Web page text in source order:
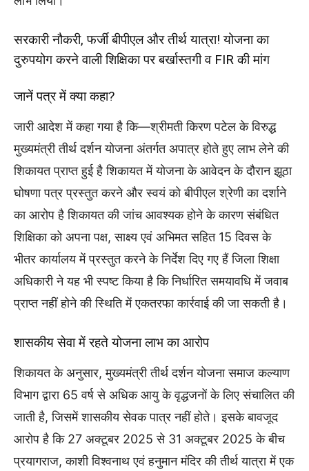
सरकारी नौकरी, फर्जी बीपीएल और तीर्थ यात्रा! योजना का
दुरुपयोग करने वाली शिक्षिका पर बर्खास्तगी व FIR की मांग
जानें पत्र में क्या कहा?
जारी आदेश में कहा गया है कि—श्रीमती किरण पटेल के विरुद्ध
मुख्यमंत्री तीर्थ दर्शन योजना अंतर्गत अपात्र होते हुए लाभ लेने की
शिकायत प्राप्त हुई है शिकायत में योजना के आवेदन के दौरान झूठा
घोषणा पत्र प्रस्तुत करने और स्वयं को बीपीएल श्रेणी का दर्शाने
का आरोप है शिकायत की जांच आवश्यक होने के कारण संबंधित
शिक्षिका को अपना पक्ष, साक्ष्य एवं अभिमत सहित 15 दिवस के
भीतर कार्यालय में प्रस्तुत करने के निर्देश दिए गए हैं जिला शिक्षा
अधिकारी ने यह भी स्पष्ट किया है कि निर्धारित समयावधि में जवाब
प्राप्त नहीं होने की स्थिति में एकतरफा कार्रवाई की जा सकती है।
शासकीय सेवा में रहते योजना लाभ का आरोप
शिकायत के अनुसार, मुख्यमंत्री तीर्थ दर्शन योजना समाज कल्याण
विभाग द्वारा 65 वर्ष से अधिक आयु के वृद्धजनों के लिए संचालित की
जाती है, जिसमें शासकीय सेवक पात्र नहीं होते। इसके बावजूद
आरोप है कि 27 अक्टूबर 2025 से 31 अक्टूबर 2025 के बीच
प्रयागराज, काशी विश्वनाथ एवं हनुमान मंदिर की तीर्थ यात्रा में एक